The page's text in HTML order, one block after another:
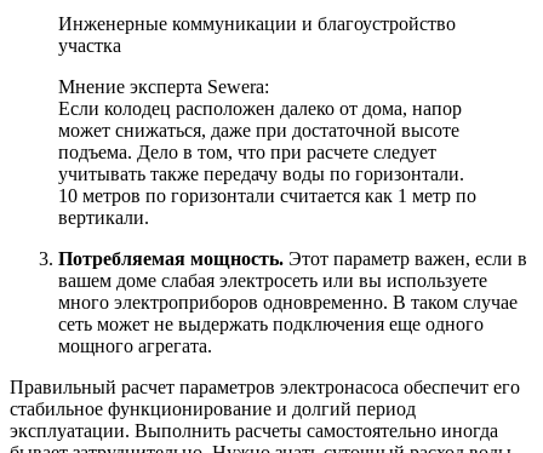
Инженерные коммуникации и благоустройство
участка
Мнение эксперта Sewera:
Если колодец расположен далеко от дома, напор
может снижаться, даже при достаточной высоте
подъема. Дело в том, что при расчете следует
учитывать также передачу воды по горизонтали.
10 метров по горизонтали считается как 1 метр по
вертикали.
Потребляемая мощность. Этот параметр важен, если в
вашем доме слабая электросеть или вы используете
много электроприборов одновременно. В таком случае
сеть может не выдержать подключения еще одного
мощного агрегата.
Правильный расчет параметров электронасоса обеспечит его
стабильное функционирование и долгий период
эксплуатации. Выполнить расчеты самостоятельно иногда